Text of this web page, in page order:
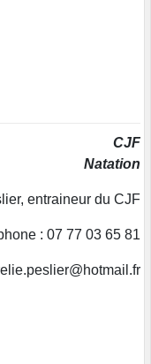
CJF
Natation
entraineur du CJF
: 07 77 03 65 81